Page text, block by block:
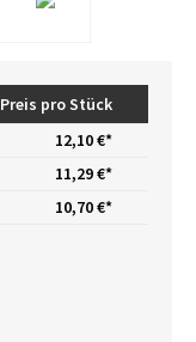
Preis pro Stück
12,10 €*
11,29 €*
10,70 €*